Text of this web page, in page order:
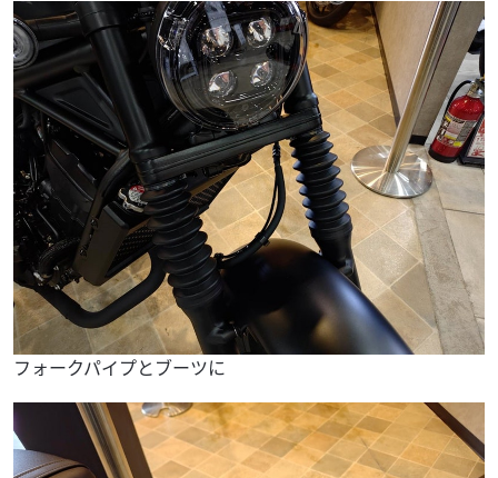
フォークパイプとブーツに